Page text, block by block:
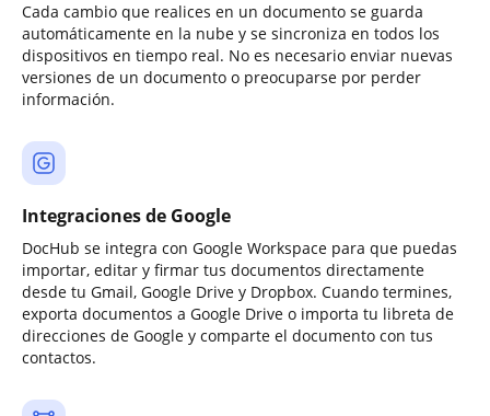
Cada cambio que realices en un documento se guarda
automáticamente en la nube y se sincroniza en todos los
dispositivos en tiempo real. No es necesario enviar nuevas
versiones de un documento o preocuparse por perder
información.
Integraciones de Google
DocHub se integra con Google Workspace para que puedas
importar, editar y firmar tus documentos directamente
desde tu Gmail, Google Drive y Dropbox. Cuando termines,
exporta documentos a Google Drive o importa tu libreta de
direcciones de Google y comparte el documento con tus
contactos.